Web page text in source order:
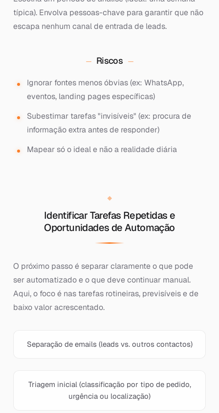
típica). Envolva pessoas-chave para garantir que não
escapa nenhum canal de entrada de leads.
Riscos
Ignorar fontes menos óbvias (ex: WhatsApp,
eventos, landing pages específicas)
Subestimar tarefas "invisíveis" (ex: procura de
informação extra antes de responder)
Mapear só o ideal e não a realidade diária
Identificar Tarefas Repetidas e
Oportunidades de Automação
O próximo passo é separar claramente o que pode
ser automatizado e o que deve continuar manual.
Aqui, o foco é nas tarefas rotineiras, previsíveis e de
baixo valor acrescentado.
Separação de emails (leads vs. outros contactos)
Triagem inicial (classificação por tipo de pedido,
urgência ou localização)